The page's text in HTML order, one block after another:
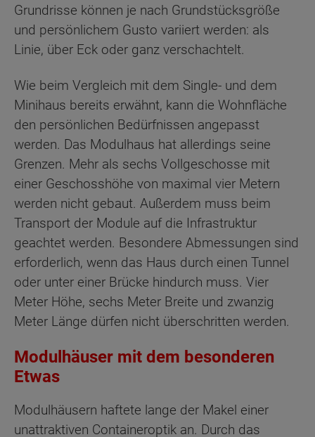
Grundrisse können je nach Grundstücksgröße
und persönlichem Gusto variiert werden: als
Linie, über Eck oder ganz verschachtelt.
Wie beim Vergleich mit dem Single- und dem
Minihaus bereits erwähnt, kann die Wohnfläche
den persönlichen Bedürfnissen angepasst
werden. Das Modulhaus hat allerdings seine
Grenzen. Mehr als sechs Vollgeschosse mit
einer Geschosshöhe von maximal vier Metern
werden nicht gebaut. Außerdem muss beim
Transport der Module auf die Infrastruktur
geachtet werden. Besondere Abmessungen sind
erforderlich, wenn das Haus durch einen Tunnel
oder unter einer Brücke hindurch muss. Vier
Meter Höhe, sechs Meter Breite und zwanzig
Meter Länge dürfen nicht überschritten werden.
Modulhäuser mit dem besonderen
Etwas
Modulhäusern haftete lange der Makel einer
unattraktiven Containeroptik an. Durch das